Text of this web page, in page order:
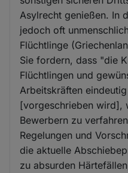
Asylrecht genießen. In
jedoch oft
Flüchtlinge
Sie fordern, dass "die
Flüchtlingen und
Arbeitskräften
[vorgeschrieben wird],
Bewerbern zu
Regelungen und
die aktuelle
zu absurden